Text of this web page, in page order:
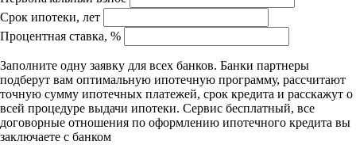
Срок ипотеки, лет
Процентная ставка, %
Заполните одну заявку для всех банков. Банки партнеры
подберут вам оптимальную ипотечную программу, рассчитают
точную сумму ипотечных платежей, срок кредита и расскажут о
всей процедуре выдачи ипотеки. Сервис бесплатный, все
договорные отношения по оформлению ипотечного кредита вы
заключаете с банком